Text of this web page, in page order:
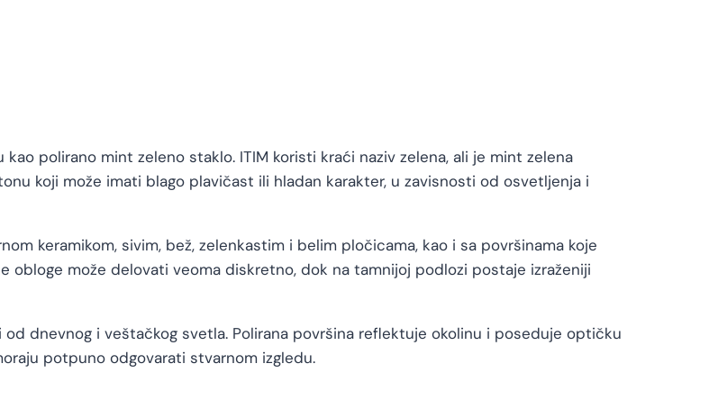
polirano mint zeleno staklo. ITIM koristi kraći naziv zelena, ali je mint zelena
koji može imati blago plavičast ili hladan karakter, u zavisnosti od osvetljenja i
keramikom, sivim, bež, zelenkastim i belim pločicama, kao i sa površinama koje
obloge može delovati veoma diskretno, dok na tamnijoj podlozi postaje izraženiji
dnevnog i veštačkog svetla. Polirana površina reflektuje okolinu i poseduje optičku
potpuno odgovarati stvarnom izgledu.